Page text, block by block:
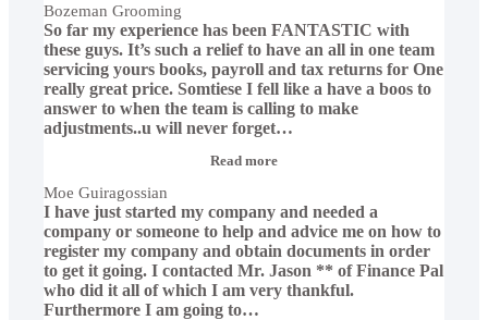
Bozeman Grooming
So far my experience has been FANTASTIC with
these guys. It’s such a relief to have an all in one team
servicing yours books, payroll and tax returns for One
really great price. Somtiese I fell like a have a boos to
answer to when the team is calling to make
adjustments..u will never forget…
Read more“Moe
Moe Guiragossian
I have just started my company and needed a
company or someone to help and advice me on how to
register my company and obtain documents in order
to get it going. I contacted Mr. Jason ** of Finance Pal
who did it all of which I am very thankful.
Furthermore I am going to…